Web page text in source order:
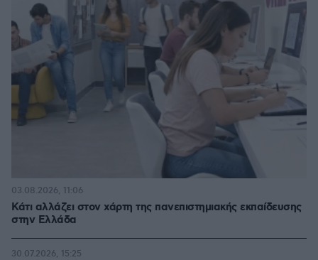
Κάτι αλλάζει στον χάρτη της πανεπιστημιακής εκπαίδευσης
στην Ελλάδα
03.08.2026, 11:06
30.07.2026, 15:25